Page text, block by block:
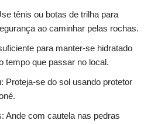
tênis ou botas de trilha para
ao caminhar pelas rochas.
para manter-se hidratado
tempo que passar no local.
Proteja-se do sol usando protetor
Ande com cautela nas pedras